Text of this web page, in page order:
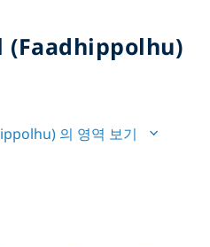
의 영역 보기